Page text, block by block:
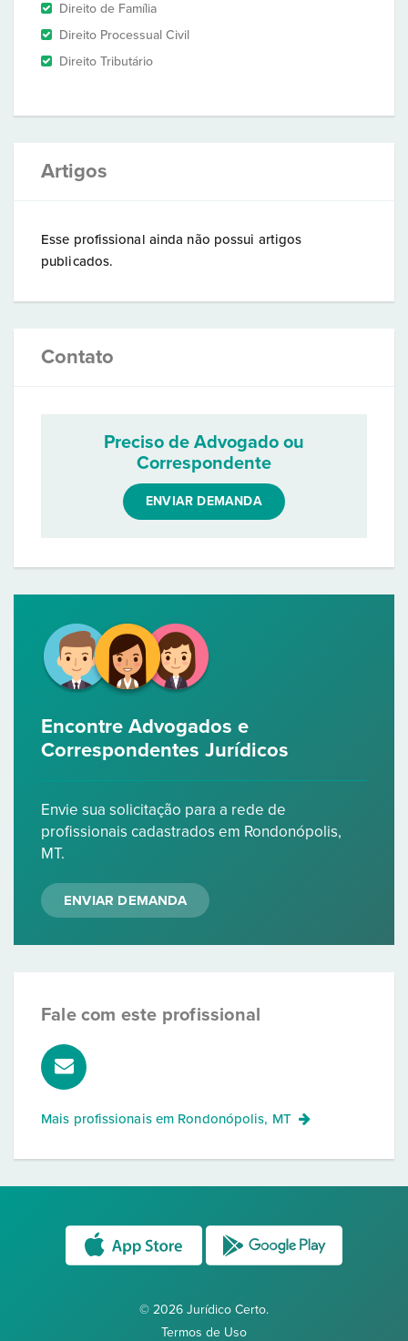
Direito de Família
Direito Processual Civil
Direito Tributário
Artigos
Esse profissional ainda não possui artigos
publicados.
Contato
Preciso de Advogado ou
Correspondente
ENVIAR DEMANDA
Encontre Advogados e
Correspondentes Jurídicos
Envie sua solicitação para a rede de
profissionais cadastrados em Rondonópolis,
MT.
ENVIAR DEMANDA
Fale com este profissional
Mais profissionais em Rondonópolis, MT
© 2026 Jurídico Certo.
Termos de Uso